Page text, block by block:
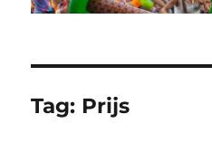
Tag: Prijs